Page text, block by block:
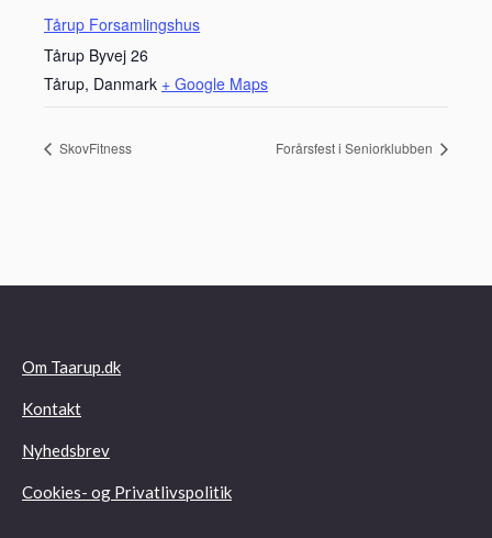
Tårup Forsamlingshus
Tårup Byvej 26
Tårup, Danmark + Google Maps
SkovFitness Forårsfest i Seniorklubben
Om Taarup.dk
Kontakt
Nyhedsbrev
Cookies- og Privatlivspolitik